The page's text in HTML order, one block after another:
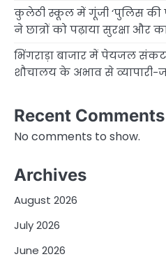
कुलेठी स्कूल में गूंजी ‘पुलिस की
ने छात्रों को पढ़ाया सुरक्षा और
भिंगराड़ा बाजार में पेयजल
शौचालय के अभाव से व्यापारी-
Recent Comments
No comments to show.
Archives
August 2026
July 2026
June 2026